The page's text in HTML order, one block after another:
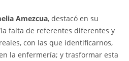
Amezcua, destacó en su
falta de referentes diferentes y
con las que identificarnos,
la enfermería; y trasformar esta